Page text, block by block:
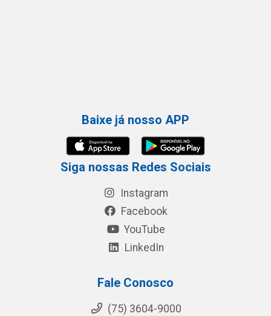
Baixe já nosso APP
Siga nossas Redes Sociais
Instagram
Facebook
YouTube
LinkedIn
Fale Conosco
(75) 3604-9000